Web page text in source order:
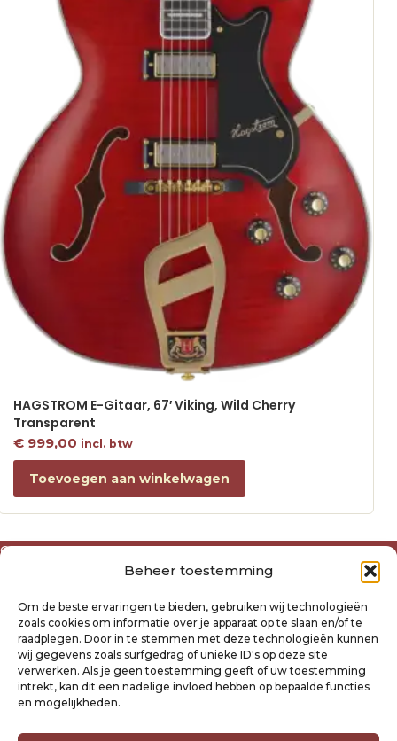
Beheer toestemming
Om de beste ervaringen te bieden, gebruiken wij technologieën
zoals cookies om informatie over je apparaat op te slaan en/of te
raadplegen. Door in te stemmen met deze technologieën kunnen
wij gegevens zoals surfgedrag of unieke ID's op deze site
verwerken. Als je geen toestemming geeft of uw toestemming
intrekt, kan dit een nadelige invloed hebben op bepaalde functies
en mogelijkheden.
HAGSTROM E-Gitaar, 67′ Viking, Wild Cherry
Transparent
€999,00 incl. btw
Toevoegen aan winkelwagen
Over ons
Algemene voorwaarden
Privacyverklaring Raysland
Cookiebeleid
Mijn account
Klantenservice